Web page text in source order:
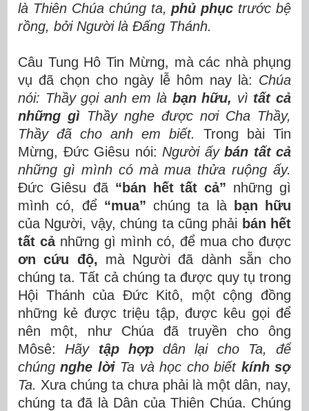
là Thiên Chúa chúng ta,phủ phục trước bệ
rồng, bởi Người là Đấng Thánh.
Câu Tung Hô Tin Mừng, mà các nhà phụng
vụ đã chọn cho ngày lễ hôm nay là: Chúa
nói: Thầy gọi anh em là bạn hữu, vì tất cả
những gì Thầy nghe được nơi Cha Thầy,
Thầy đã cho anh em biết. Trong bài Tin
Mừng, Đức Giêsu nói: Người ấy bán tất cả
những gì mình có mà mua thửa ruộng ấy.
Đức Giêsu đã “bán hết tất cả” những gì
mình có, để “mua” chúng ta là
bạn hữu
của Người, vậy, chúng ta cũng phải bán hết
tất cảnhững gì mình có, để mua cho được
ơn cứu độ, mà Người đã dành sẵn cho
chúng ta. Tất cả chúng ta được quy tụ trong
Hội Thánh của Đức Kitô, một cộng đồng
những kẻ được triệu tập, được kêu gọi để
nên một, như Chúa đã truyền cho ông
Môsê: Hãy tập hợpdân lại cho Ta, để
chúngnghe lờiTa và học cho biết kính sợ
Ta. Xưa chúng ta chưa phải là một dân, nay,
chúng ta đã là Dân của Thiên Chúa. Chúng